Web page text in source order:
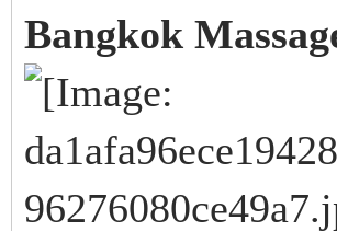
Bangkok